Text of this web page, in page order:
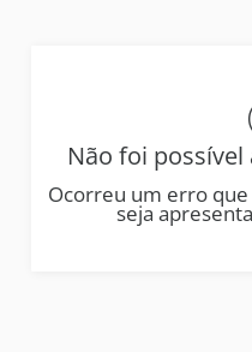
Não foi
Ocorreu um erro
seja